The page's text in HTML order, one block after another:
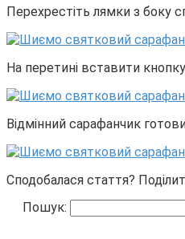
Перехрестіть лямки з боку
На перетині вставити
Відмінний сарафанчик
Сподобалася стаття?
Пошук: